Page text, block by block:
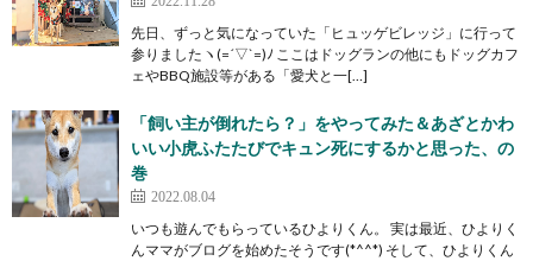
先日、ずっと気になっていた「ヒュッゲビレッジ」に行って
参りましたヽ(=´▽`=)ﾉ ここはドッグランの他にもドッグカフ
ェやBBQ施設等がある「愛犬と一[…]
「飼い主が倒れたら？」をやってみた＆あざとかわ
いい小虎ふたたびでキュン死にするかと思った、の
巻
2022.08.04
いつも遊んでもらっているひよりくん。 実は最近、ひよりく
んママがブログを始めたそうです(*^^*) そして、ひよりくん